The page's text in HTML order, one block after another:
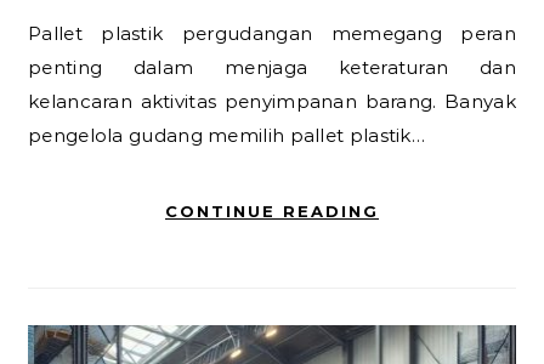
Pallet plastik pergudangan memegang peran
penting dalam menjaga keteraturan dan
kelancaran aktivitas penyimpanan barang. Banyak
pengelola gudang memilih pallet plastik…
CONTINUE READING